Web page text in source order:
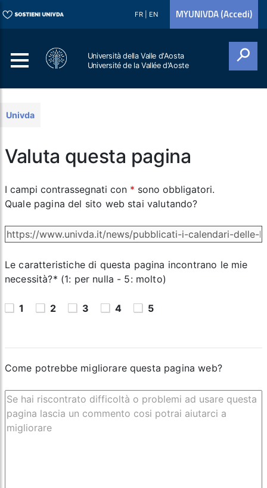
FR EN MYUNIVDA (Accedi)
Università della Valle d'Aosta
Université de la Vallée d'Aoste
Univda
Valuta questa pagina
I campi contrassegnati con * sono obbligatori.
Quale pagina del sito web stai valutando?
Le caratteristiche di questa pagina incontrano le mie
necessità?* (1: per nulla - 5: molto)
1 2 3 4 5
Come potrebbe migliorare questa pagina web?